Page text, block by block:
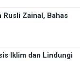
Rusli Zainal, Bahas
Iklim dan Lindungi